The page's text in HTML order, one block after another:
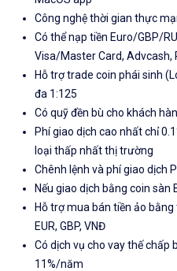
Công nghệ thời gian thực
Có thể nạp tiền Euro/GBP/
Visa/Master Card, Advcash,
Hỗ trợ trade coin phái sinh
đa 1:125
Có quỹ đền bù cho khách
Phí giao dịch cao nhất chỉ
loại thấp nhất thị trường
Chênh lệnh và phí giao dịch
Nếu giao dịch bằng coin sàn
Hỗ trợ mua bán tiền ảo
EUR, GBP, VNĐ
Có dịch vụ cho vay thế chấp
11%/năm